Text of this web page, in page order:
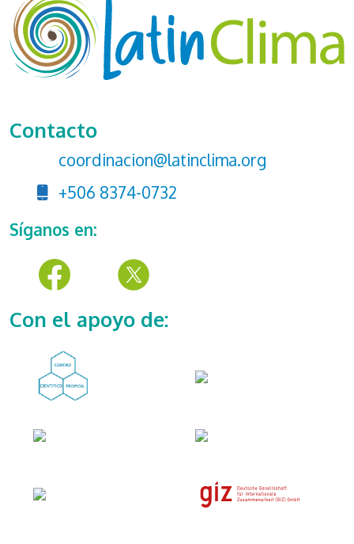
Contacto
coordinacion@latinclima.org
+506 8374-0732
Síganos en:
Con el apoyo de: